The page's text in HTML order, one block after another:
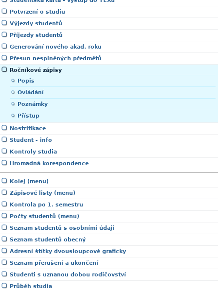
Potvrzení o studiu
Výjezdy studentů
Příjezdy studentů
Generování nového akad. roku
Přesun nesplněných předmětů
Ročníkové zápisy
Popis
Ovládání
Poznámky
Přístup
Nostrifikace
Student - info
Kontroly studia
Hromadná korespondence
Kolej (menu)
Zápisové listy (menu)
Kontrola po 1. semestru
Počty studentů (menu)
Seznam studentů s osobními údaji
Seznam studentů obecný
Adresní štítky dvousloupcově graficky
Seznam přerušení a ukončení
Studenti s uznanou dobou rodičovství
Průběh studia